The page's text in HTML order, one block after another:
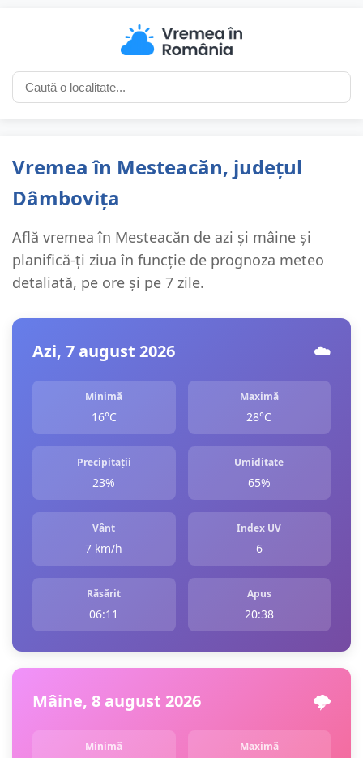
Vremea în Mesteacăn, județul
Dâmbovița
Află vremea în Mesteacăn de azi și mâine și
planifică-ți ziua în funcție de prognoza meteo
detaliată, pe ore și pe 7 zile.
Azi, 7 august 2026 ☁️
Minimă
16°C
Maximă
28°C
Precipitații
23%
Umiditate
65%
Vânt
7 km/h
Index UV
6
Răsărit
06:11
Apus
20:38
Mâine, 8 august 2026 🌩️
Minimă Maximă